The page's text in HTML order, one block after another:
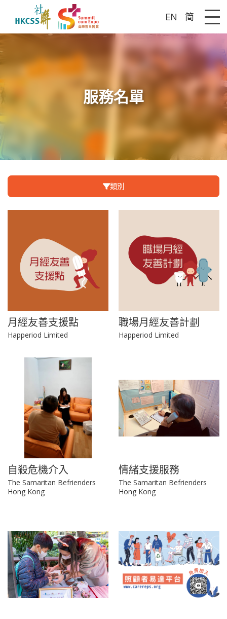
EN 简
服務名單
類別
月經友善支援點
Happeriod Limited
職場月經友善計劃
Happeriod Limited
自殺危機介入
The Samaritan Befrienders
Hong Kong
情緒支援服務
The Samaritan Befrienders
Hong Kong